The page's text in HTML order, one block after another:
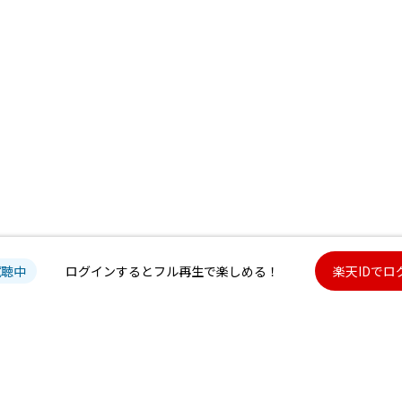
中 ログインするとフル再生で楽しめる！ 楽天IDでロ